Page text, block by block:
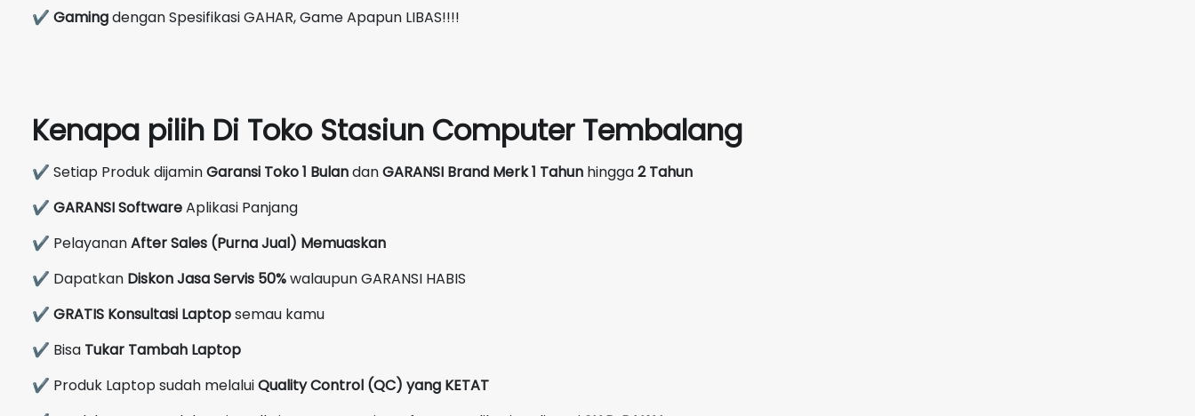
✔ Gamingdengan Spesifikasi GAHAR, Game Apapun LIBAS!!!!
Kenapa pilih Di Toko Stasiun Computer Tembalang
✔ Setiap Produk dijaminGaransi Toko 1 BulandanGARANSI Brand Merk1 Tahun hingga2 Tahun
✔ GARANSI SoftwareAplikasi Panjang
✔ PelayananAfter Sales (Purna Jual) Memuaskan
✔ Dapatkan Diskon Jasa Servis 50%walaupun GARANSI HABIS
✔ GRATIS Konsultasi Laptopsemau kamu
✔ Bisa Tukar Tambah Laptop
✔ Produk Laptop sudah melaluiQuality Control (QC) yang KETAT